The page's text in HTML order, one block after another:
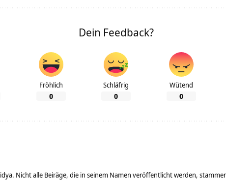
Dein Feedback?
Fröhlich
0
Schläfrig
0
Wütend
0
Nicht alle Beiräge, die in seinem Namen veröffentlicht werden,